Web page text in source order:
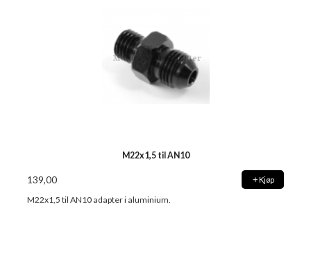
M22x1,5 til AN10
139,00 Kjøp
M22x1,5 til AN10 adapter i aluminium.